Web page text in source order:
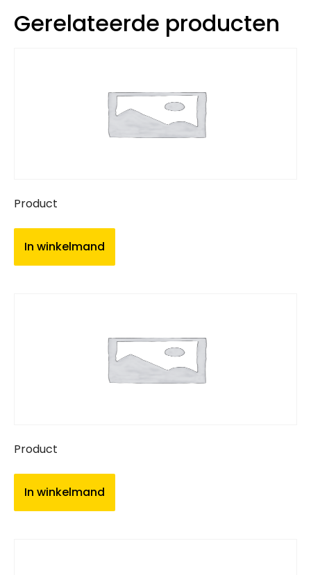
Gerelateerde producten
Product
In winkelmand
Product
In winkelmand